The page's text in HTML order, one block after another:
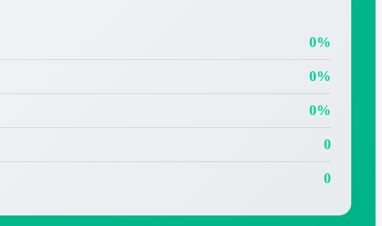
0%
0%
0%
0
0